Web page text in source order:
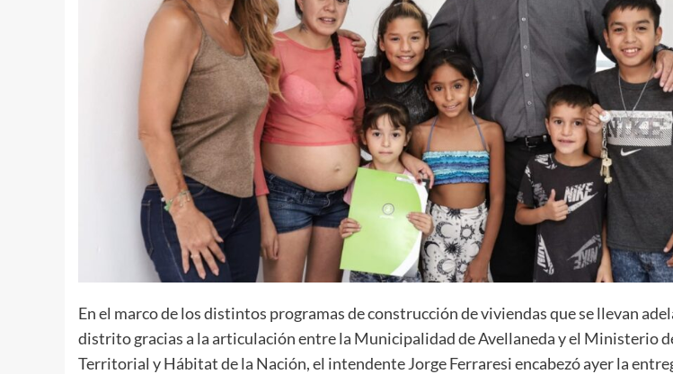
En el marco de los distintos programas de construcción de viviendas que se llevan
distrito gracias a la articulación entre la Municipalidad de Avellaneda y el Ministerio
Territorial y Hábitat de la Nación, el intendente Jorge Ferraresi encabezó ayer la